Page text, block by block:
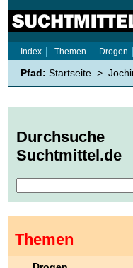
Index
Themen Drogen
Pfad: Startseite >
Durchsuche
Suchtmittel.de
Themen